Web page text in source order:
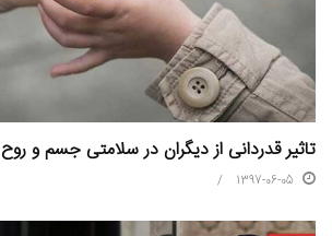
تاثیر قدردانی از دیگران در سلامتی جسم و روح
1397-06-05